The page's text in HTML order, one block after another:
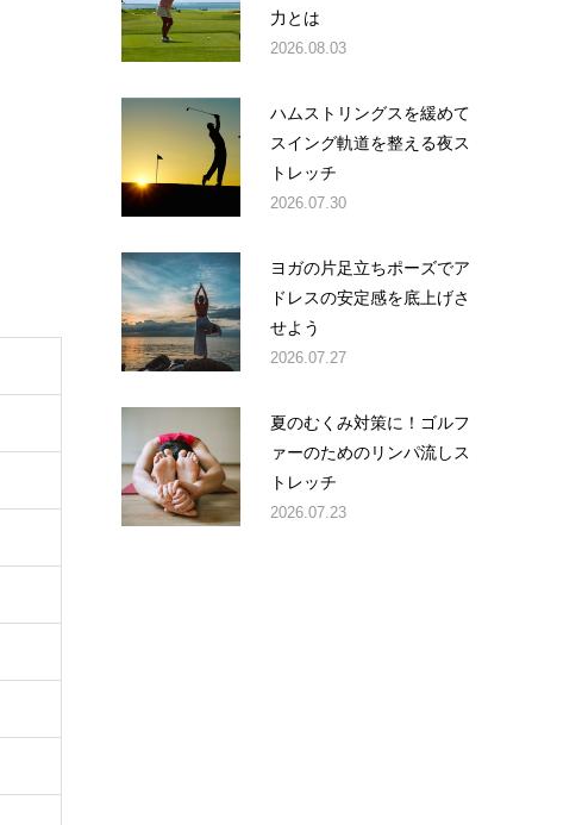
力とは
2026.08.03
ハムストリングスを緩めて
スイング軌道を整える夜ス
トレッチ
2026.07.30
ヨガの片足立ちポーズでア
ドレスの安定感を底上げさ
せよう
2026.07.27
夏のむくみ対策に！ゴルフ
ァーのためのリンパ流しス
トレッチ
2026.07.23